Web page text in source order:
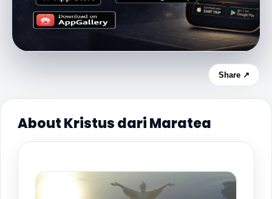
Share ↗
About Kristus dari Maratea